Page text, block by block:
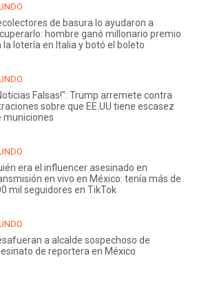
de basura lo ayudaron a
hombre ganó millonario premio
la lotería en Italia y botó el boleto
Falsas!": Trump arremete contra
sobre que EE.UU tiene escasez
municiones
era el influencer asesinado en
en vivo en México: tenía más de
mil seguidores en TikTok
a alcalde sospechoso de
de reportera en México